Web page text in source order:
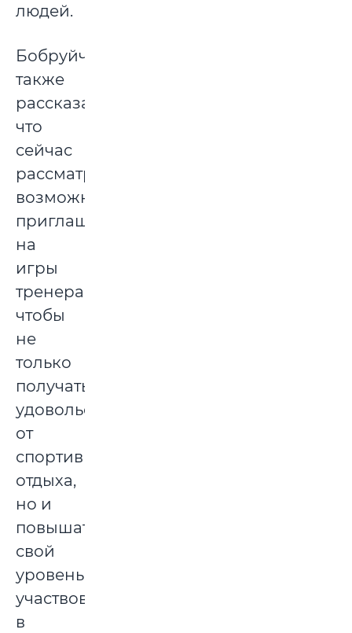
людей.
Бобруйчанка
также
рассказала,
что
сейчас
рассматривается
возможность
приглашать
на
игры
тренера,
чтобы
не
только
получать
удовольствие
от
спортивного
отдыха,
но и
повышать
свой
уровень,
участвовать
в